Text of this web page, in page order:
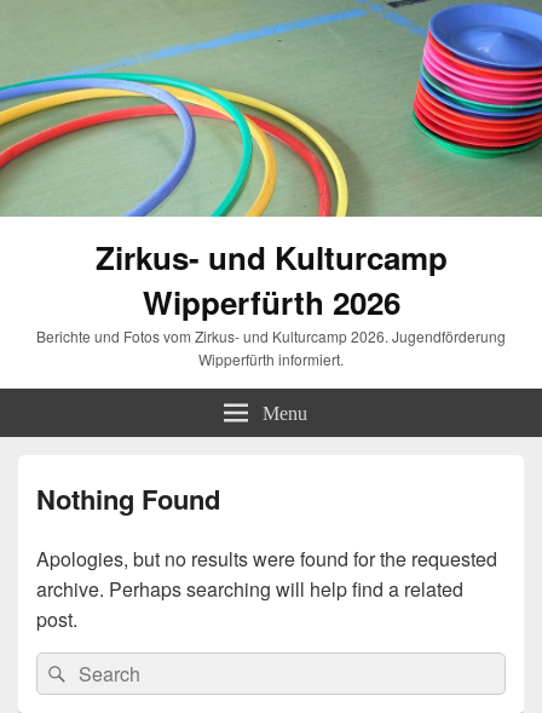
Zirkus- und Kulturcamp
Wipperfürth 2026
Berichte und Fotos vom Zirkus- und Kulturcamp 2026. Jugendförderung
Wipperfürth informiert.
Menu
Nothing Found
Apologies, but no results were found for the requested
archive. Perhaps searching will help find a related
post.
Search
for:
Search